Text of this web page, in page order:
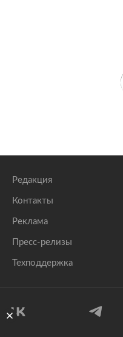
Редакция
Контакты
Реклама
Пресс-релизы
Техподдержка